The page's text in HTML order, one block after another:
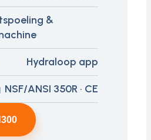
&
Hydraloop app
NSF/ANSI 350R · CE